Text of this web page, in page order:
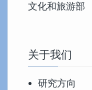
文化和旅游部
关于我们
研究方向